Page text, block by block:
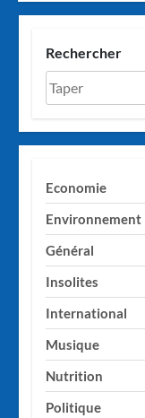
Rechercher
Economie
Environnement
Général
Insolites
International
Musique
Nutrition
Politique